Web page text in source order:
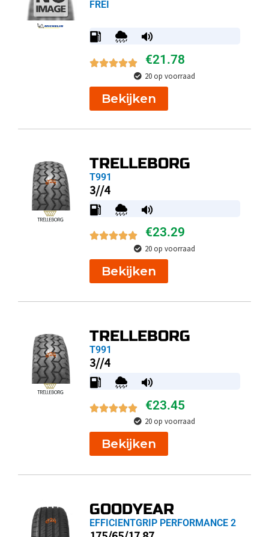
FREI
€21.78
20 op voorraad
Bekijken
TRELLEBORG
T991
3//4
€23.29
20 op voorraad
Bekijken
TRELLEBORG
T991
3//4
€23.45
20 op voorraad
Bekijken
GOODYEAR
EFFICIENTGRIP PERFORMANCE 2